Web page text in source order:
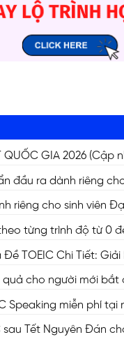
QUỐC GIA 2026
đầu ra dành riêng
riêng cho sinh viên
từng trình độ từ 0
TOEIC Chi Tiết:
quả cho người mới bắt
Speaking miễn phí tại
sau Tết Nguyên Đán